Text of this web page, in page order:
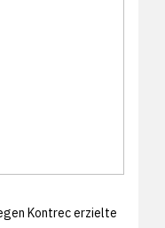
Kontrec erzielte